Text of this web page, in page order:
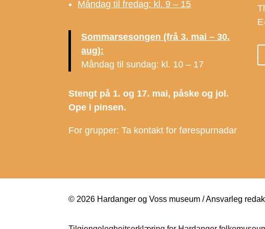
Måndag til fredag: kl. 9 – 15
Sommarsesongen (frå 3. mai – 30.
aug):
Måndag til sundag: kl. 10 – 17
Stengt på 1. og 17. mai, påske og jol.
Ope i pinsen.
For grupper: Ta kontakt for førespurnadar
© 2026 Hardanger og Voss museum / Ansvarleg